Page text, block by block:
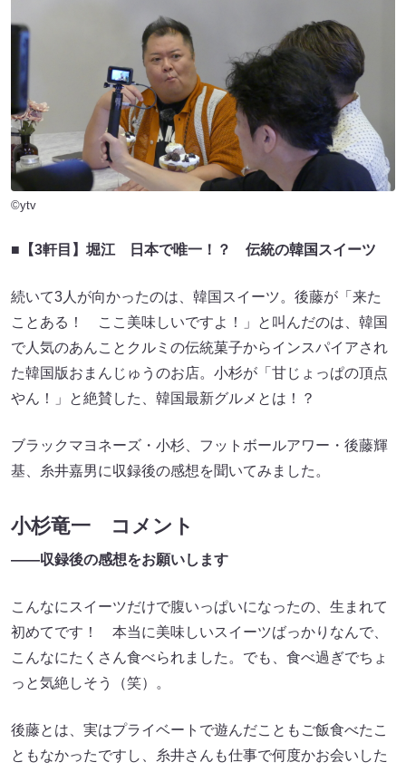
©ytv
■【3軒目】堀江 日本で唯一！？ 伝統の韓国スイーツ
続いて3人が向かったのは、韓国スイーツ。後藤が「来た
ことある！ ここ美味しいですよ！」と叫んだのは、韓国
で人気のあんことクルミの伝統菓子からインスパイアされ
た韓国版おまんじゅうのお店。小杉が「甘じょっぱの頂点
やん！」と絶賛した、韓国最新グルメとは！？
ブラックマヨネーズ・小杉、フットボールアワー・後藤輝
基、糸井嘉男に収録後の感想を聞いてみました。
小杉竜一 コメント
――収録後の感想をお願いします
こんなにスイーツだけで腹いっぱいになったの、生まれて
初めてです！ 本当に美味しいスイーツばっかりなんで、
こんなにたくさん食べられました。でも、食べ過ぎでちょ
っと気絶しそう（笑）。
後藤とは、実はプライベートで遊んだこともご飯食べたこ
ともなかったですし、糸井さんも仕事で何度かお会いした